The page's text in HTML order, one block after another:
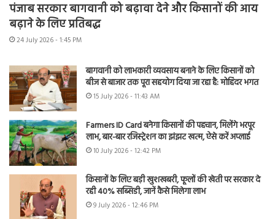
पंजाब सरकार बागवानी को बढ़ावा देने और किसानों की आय
बढ़ाने के लिए प्रतिबद्ध
24 July 2026 - 1:45 PM
बागवानी को लाभकारी व्यवसाय बनाने के लिए किसानों को
बीज से बाजार तक पूरा सहयोग दिया जा रहा है: मोहिंदर भगत
15 July 2026 - 11:43 AM
Farmers ID Card बनेगा किसानों की पहचान, मिलेंगे भरपूर
लाभ, बार-बार रजिस्ट्रेशन का झंझट खत्म, ऐसे करें अप्लाई
10 July 2026 - 12:42 PM
किसानों के लिए बड़ी खुशखबरी, फूलों की खेती पर सरकार दे
रही 40% सब्सिडी, जानें कैसे मिलेगा लाभ
9 July 2026 - 12:46 PM